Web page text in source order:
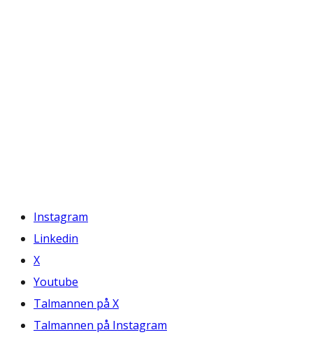
Instagram
Linkedin
X
Youtube
Talmannen på X
Talmannen på Instagram